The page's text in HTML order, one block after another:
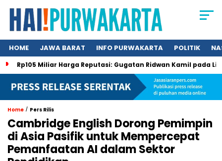
HOME JAWA BARAT INFO PURWAKARTA POLITIK
Rp105 Miliar Harga Reputasi: Gugatan Ridwan Kamil pada
Home / Pers Rilis
Cambridge English Dorong Pemimpin
di Asia Pasifik untuk Mempercepat
Pemanfaatan AI dalam Sektor